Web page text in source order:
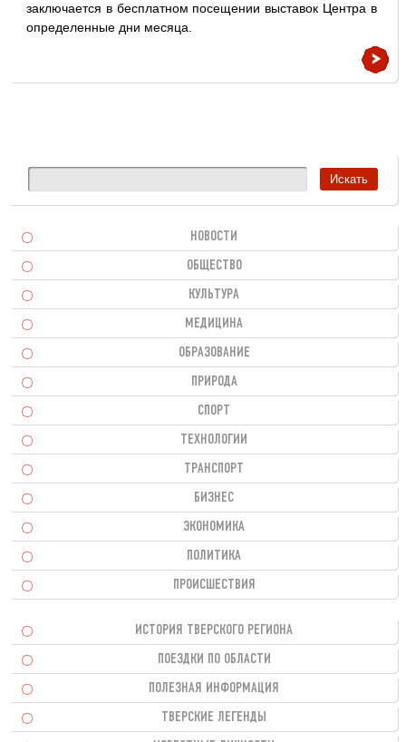
заключается в бесплатном посещении выставок Центра в
определенные дни месяца.
НОВОСТИ
ОБЩЕСТВО
КУЛЬТУРА
МЕДИЦИНА
ОБРАЗОВАНИЕ
ПРИРОДА
СПОРТ
ТЕХНОЛОГИИ
ТРАНСПОРТ
БИЗНЕС
ЭКОНОМИКА
ПОЛИТИКА
ПРОИСШЕСТВИЯ
ИСТОРИЯ ТВЕРСКОГО РЕГИОНА
ПОЕЗДКИ ПО ОБЛАСТИ
ПОЛЕЗНАЯ ИНФОРМАЦИЯ
ТВЕРСКИЕ ЛЕГЕНДЫ